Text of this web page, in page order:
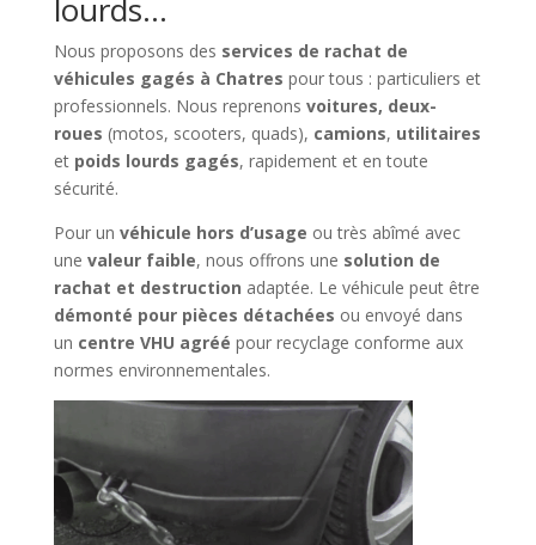
lourds…
Nous proposons des services de rachat de
véhicules gagés à Chatres pour tous : particuliers et
professionnels. Nous reprenons voitures, deux-
roues (motos, scooters, quads), camions, utilitaires
et poids lourds gagés, rapidement et en toute
sécurité.
Pour un véhicule hors d’usage ou très abîmé avec
une valeur faible, nous offrons une solution de
rachat et destruction adaptée. Le véhicule peut être
démonté pour pièces détachées ou envoyé dans
un centre VHU agréé pour recyclage conforme aux
normes environnementales.